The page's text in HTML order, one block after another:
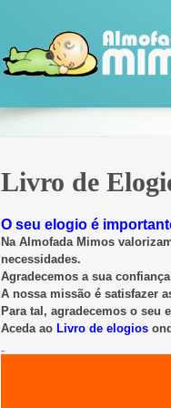
Livro de
O seu elogio é
Na Almofada Mimos
necessidades.
Agradecemos a sua
A nossa missão é satisfazer
Para tal, agradecemos o seu
Aceda ao Livro de elogios